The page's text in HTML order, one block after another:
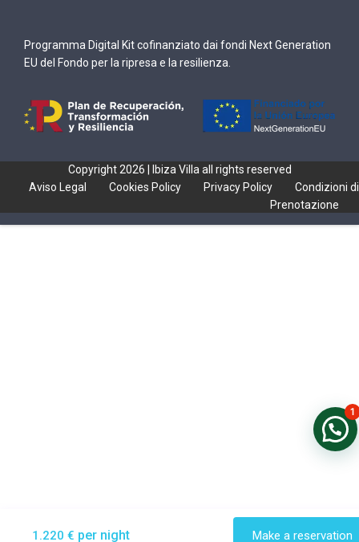
Programma Digital Kit cofinanziato dai fondi Next Generation
EU del Fondo per la ripresa e la resilienza.
Copyright 2026 | Ibiza Villa all rights reserved
Aviso Legal
Cookies Policy Privacy Policy
Condizioni di
Prenotazione
1
1.220 € per night Make a reservation